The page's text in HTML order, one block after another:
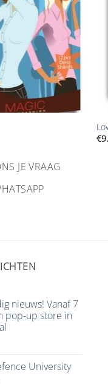
JE VRAAG
€
nieuws! Vanaf 7
pop-up store in
University